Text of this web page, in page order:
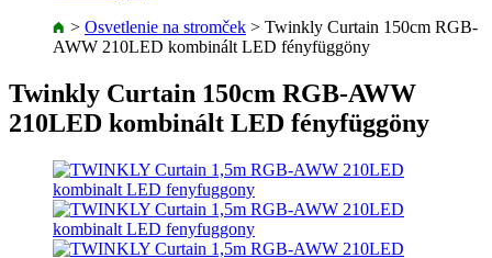
> Osvetlenie na stromček > Twinkly Curtain 150cm RGB-
AWW 210LED kombinált LED fényfüggöny
Twinkly Curtain 150cm RGB-AWW
210LED kombinált LED fényfüggöny